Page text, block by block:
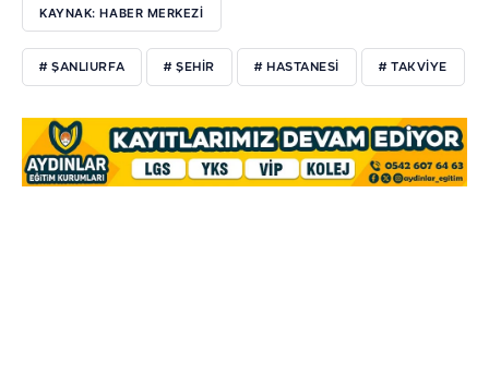
KAYNAK: HABER MERKEZİ
# ŞANLIURFA # ŞEHİR # HASTANESİ # TAKVİYE